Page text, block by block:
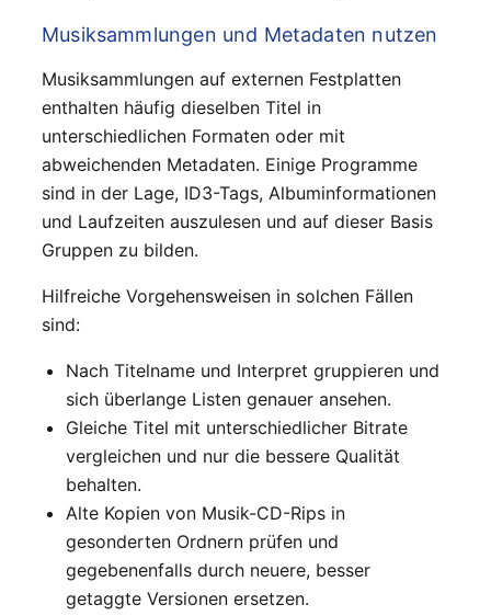
Musiksammlungen und Metadaten nutzen
Musiksammlungen auf externen Festplatten
enthalten häufig dieselben Titel in
unterschiedlichen Formaten oder mit
abweichenden Metadaten. Einige Programme
sind in der Lage, ID3-Tags, Albuminformationen
und Laufzeiten auszulesen und auf dieser Basis
Gruppen zu bilden.
Hilfreiche Vorgehensweisen in solchen Fällen
sind:
Nach Titelname und Interpret gruppieren und
sich überlange Listen genauer ansehen.
Gleiche Titel mit unterschiedlicher Bitrate
vergleichen und nur die bessere Qualität
behalten.
Alte Kopien von Musik-CD-Rips in
gesonderten Ordnern prüfen und
gegebenenfalls durch neuere, besser
getaggte Versionen ersetzen.